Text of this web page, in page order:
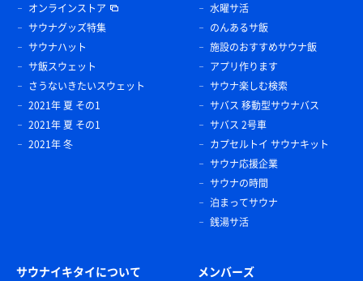
オンラインストア
サウナグッズ特集
サウナハット
サ飯スウェット
さうないきたいスウェット
2021年 夏 その1
2021年 夏 その1
2021年 冬
水曜サ活
のんあるサ飯
施設のおすすめサウナ飯
アプリ作ります
サウナ楽しむ検索
サバス 移動型サウナバス
サバス 2号車
カプセルトイ サウナキット
サウナ応援企業
サウナの時間
泊まってサウナ
銭湯サ活
サウナイキタイについて メンバーズ